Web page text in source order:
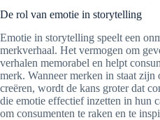
De rol van emotie in storytelling
Emotie in storytelling speelt een
merkverhaal. Het vermogen om
verhalen memorabel en helpt
merk. Wanneer merken in staat
creëren, wordt de kans groter dat
die emotie effectief inzetten in hun
om consumenten te raken en te